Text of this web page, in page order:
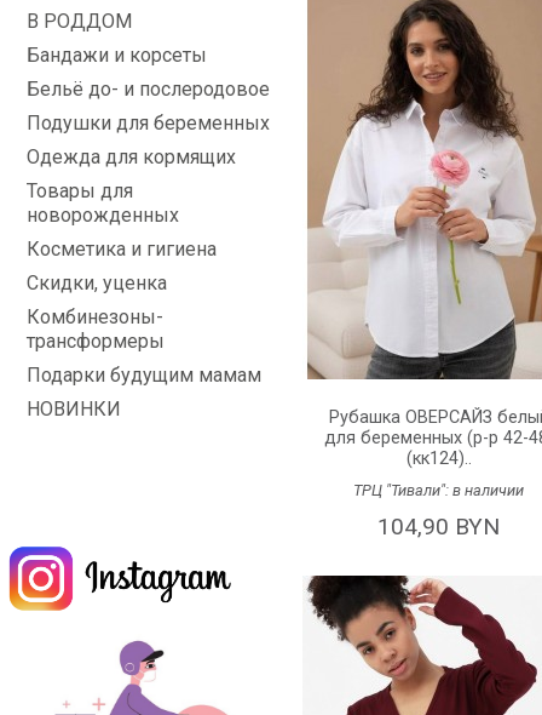
В РОДДОМ
Бандажи и корсеты
Бельё до- и послеродовое
Подушки для беременных
Одежда для кормящих
Товары для
новорожденных
Косметика и гигиена
Скидки, уценка
Комбинезоны-
трансформеры
Подарки будущим мамам
НОВИНКИ
Рубашка ОВЕРСАЙЗ
для беременных (р-р 42-
(кк124)..
ТРЦ "Тивали":в наличии
104,90 BYN